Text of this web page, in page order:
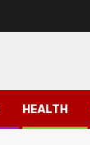
HEALTH